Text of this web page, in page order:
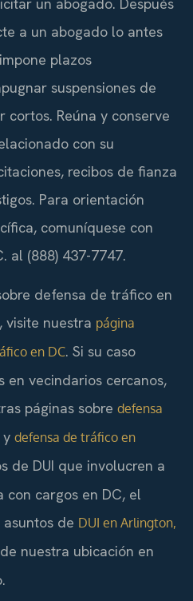
a un abogado lo antes
plazos
suspensiones de
cortos. Reúna y conserve
con su
recibos de fianza
Para orientación
comuníquese con
al (888) 437-7747.
defensa de tráfico en
visite nuestra página
en DC. Si su caso
en vecindarios cercanos,
páginas sobre defensa
y defensa de tráfico en
de DUI que involucren a
con cargos en DC, el
de DUI en Arlington,
nuestra ubicación en